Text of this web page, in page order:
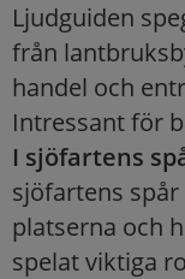
Ljudguiden
från
handel och
Intressant för
I sjöfartens
sjöfartens spår
platserna och
spelat viktiga